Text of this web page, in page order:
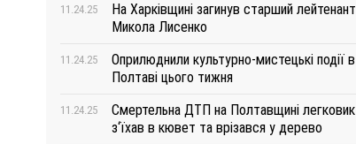
11.24.25
На Харківщині загинув старший лейтенант
Микола Лисенко
11.24.25
Оприлюднили культурно-мистецькі події в
Полтаві цього тижня
11.24.25
Смертельна ДТП на Полтавщині легковик
з‘їхав в кювет та врізався у дерево